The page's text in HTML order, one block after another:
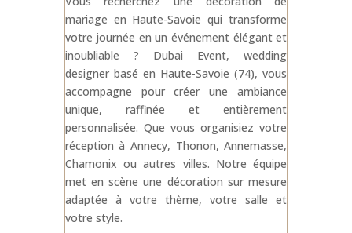
mariage en Haute-Savoie qui transforme
votre journée en un événement élégant et
inoubliable ? Dubai Event, wedding
designer basé en Haute-Savoie (74), vous
accompagne pour créer une ambiance
unique, raffinée et entièrement
personnalisée. Que vous organisiez votre
réception à Annecy, Thonon, Annemasse,
Chamonix ou autres villes. Notre équipe
met en scène une décoration sur mesure
adaptée à votre thème, votre salle et
votre style.